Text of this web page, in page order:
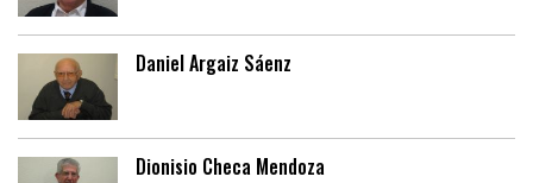
Daniel Argaiz Sáenz
Dionisio Checa Mendoza